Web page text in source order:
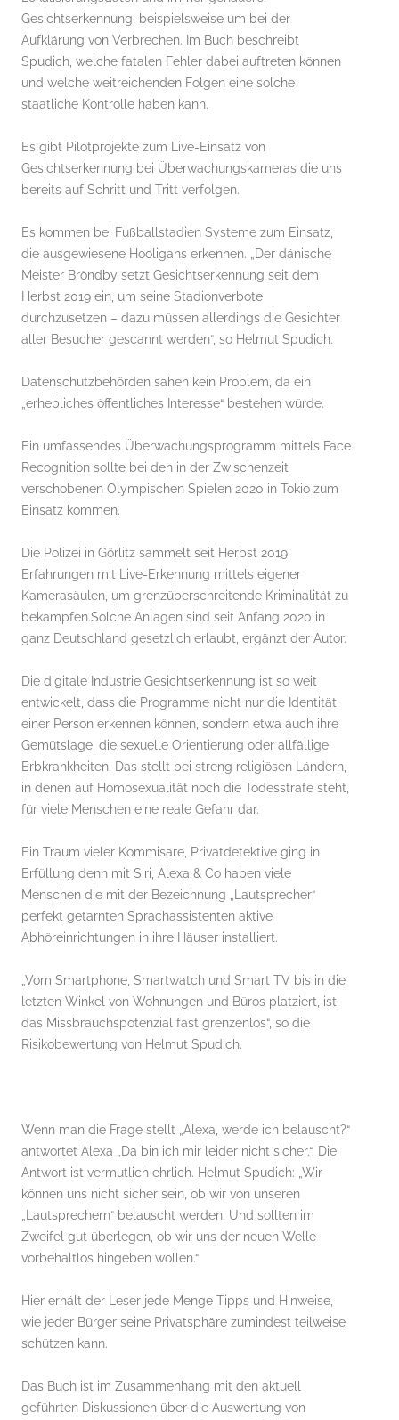
Gesichtserkennung, beispielsweise um bei der
Aufklärung von Verbrechen. Im Buch beschreibt
Spudich, welche fatalen Fehler dabei auftreten können
und welche weitreichenden Folgen eine solche
staatliche Kontrolle haben kann.
Es gibt Pilotprojekte zum Live-Einsatz von
Gesichtserkennung bei Überwachungskameras die uns
bereits auf Schritt und Tritt verfolgen.
Es kommen bei Fußballstadien Systeme zum Einsatz,
die ausgewiesene Hooligans erkennen. „Der dänische
Meister Bröndby setzt Gesichtserkennung seit dem
Herbst 2019 ein, um seine Stadionverbote
durchzusetzen – dazu müssen allerdings die Gesichter
aller Besucher gescannt werden“, so Helmut Spudich.
Datenschutzbehörden sahen kein Problem, da ein
„erhebliches öffentliches Interesse“ bestehen würde.
Ein umfassendes Überwachungsprogramm mittels Face
Recognition sollte bei den in der Zwischenzeit
verschobenen Olympischen Spielen 2020 in Tokio zum
Einsatz kommen.
Die Polizei in Görlitz sammelt seit Herbst 2019
Erfahrungen mit Live-Erkennung mittels eigener
Kamerasäulen, um grenzüberschreitende Kriminalität zu
bekämpfen.Solche Anlagen sind seit Anfang 2020 in
ganz Deutschland gesetzlich erlaubt, ergänzt der Autor.
Die digitale Industrie Gesichtserkennung ist so weit
entwickelt, dass die Programme nicht nur die Identität
einer Person erkennen können, sondern etwa auch ihre
Gemütslage, die sexuelle Orientierung oder allfällige
Erbkrankheiten. Das stellt bei streng religiösen Ländern,
in denen auf Homosexualität noch die Todesstrafe steht,
für viele Menschen eine reale Gefahr dar.
Ein Traum vieler Kommisare, Privatdetektive ging in
Erfüllung denn mit Siri, Alexa & Co haben viele
Menschen die mit der Bezeichnung „Lautsprecher“
perfekt getarnten Sprachassistenten aktive
Abhöreinrichtungen in ihre Häuser installiert.
„Vom Smartphone, Smartwatch und Smart TV bis in die
letzten Winkel von Wohnungen und Büros platziert, ist
das Missbrauchspotenzial fast grenzenlos“, so die
Risikobewertung von Helmut Spudich.
Wenn man die Frage stellt „Alexa, werde ich belauscht?“
antwortet Alexa „Da bin ich mir leider nicht sicher.“. Die
Antwort ist vermutlich ehrlich. Helmut Spudich: „Wir
können uns nicht sicher sein, ob wir von unseren
„Lautsprechern“ belauscht werden. Und sollten im
Zweifel gut überlegen, ob wir uns der neuen Welle
vorbehaltlos hingeben wollen.“
Hier erhält der Leser jede Menge Tipps und Hinweise,
wie jeder Bürger seine Privatsphäre zumindest teilweise
schützen kann.
Das Buch ist im Zusammenhang mit den aktuell
geführten Diskussionen über die Auswertung von